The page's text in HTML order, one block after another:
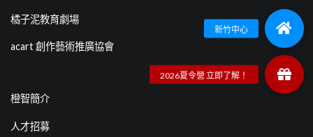
橘子泥教育劇場
acart 創作藝術推廣協會
橙智簡介
人才招募